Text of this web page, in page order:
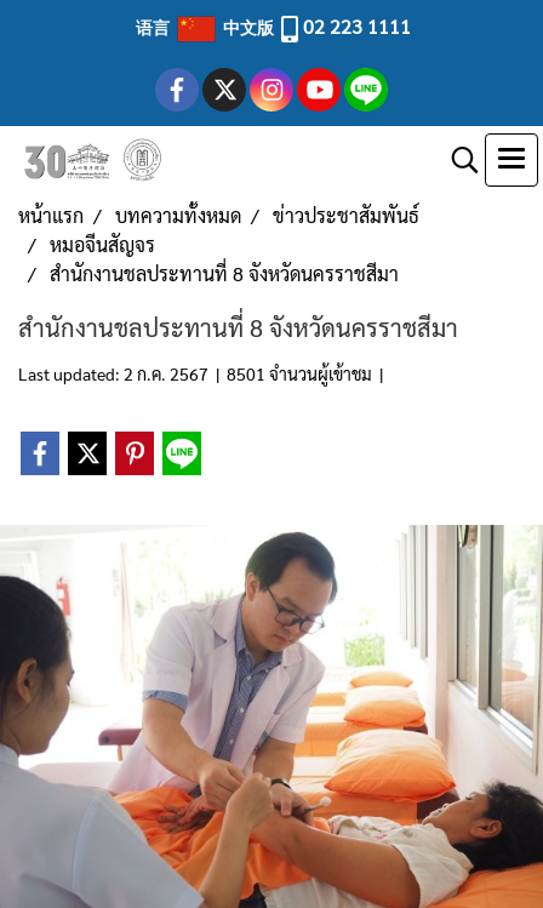
语言 中文版 02 223 1111
หน้าแรก บทความทั้งหมด
ข่าวประชาสัมพันธ์
หมอจีนสัญจร
สำนักงานชลประทานที่ 8 จังหวัดนครราชสีมา
สำนักงานชลประทานที่ 8 จังหวัดนครราชสีมา
Last updated: 2 ก.ค. 2567 | 8501 จำนวนผู้เข้าชม |